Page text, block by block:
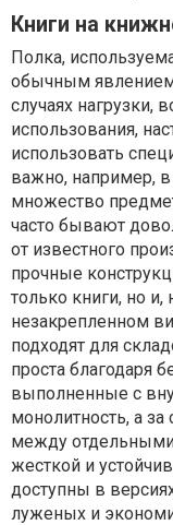
Книги на
Полка,
обычным
случаях нагрузки,
использования,
использовать
важно, например, в
множество
часто бывают
от известного
прочные
только книги, но
незакрепленном
подходят для
проста благодаря
выполненные с
монолитность, а
между отдельными
жесткой и
доступны в
луженых и